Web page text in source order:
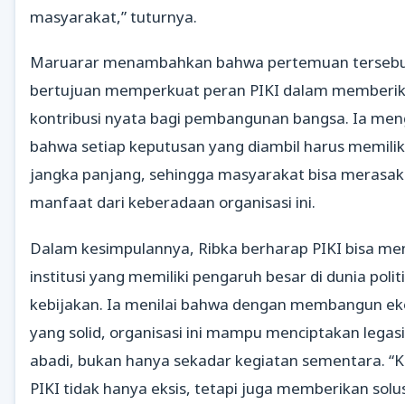
masyarakat,” tuturnya.
Maruarar menambahkan bahwa pertemuan
bertujuan memperkuat peran PIKI dalam
kontribusi nyata bagi pembangunan bangsa. Ia
bahwa setiap keputusan yang diambil harus
jangka panjang, sehingga masyarakat bisa
manfaat dari keberadaan organisasi ini.
Dalam kesimpulannya, Ribka berharap PIKI bisa
institusi yang memiliki pengaruh besar di dunia
kebijakan. Ia menilai bahwa dengan membangun
yang solid, organisasi ini mampu menciptakan
abadi, bukan hanya sekadar kegiatan sementara.
PIKI tidak hanya eksis, tetapi juga memberikan